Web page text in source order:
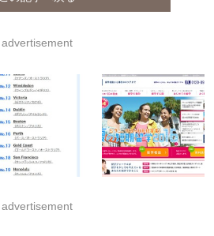
advertisement
advertisement